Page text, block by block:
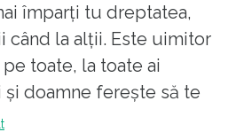
împarți tu dreptatea,
când la alții. Este uimitor
toate, la toate ai
și doamne ferește să te
că-l și sufoci cu